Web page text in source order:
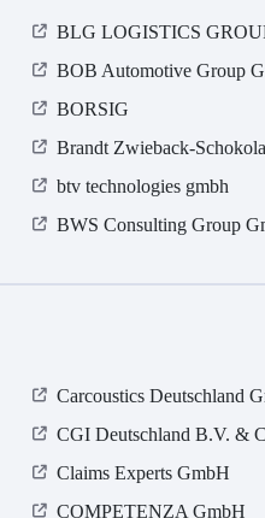
BLG LOGISTICS
BOB Automotive Group
BORSIG
Brandt Zwieback-
btv technologies gmbh
BWS Consulting Group
Carcoustics Deutschland
CGI Deutschland B.V. &
Claims Experts GmbH
COMPETENZA GmbH